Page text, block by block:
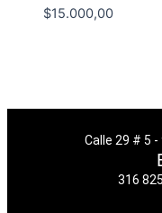
$15.000,00
Calle 29 # 5
316